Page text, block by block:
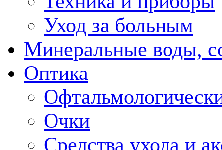
Уход за больным
Минеральные воды,
Оптика
Очки
Средства ухода и